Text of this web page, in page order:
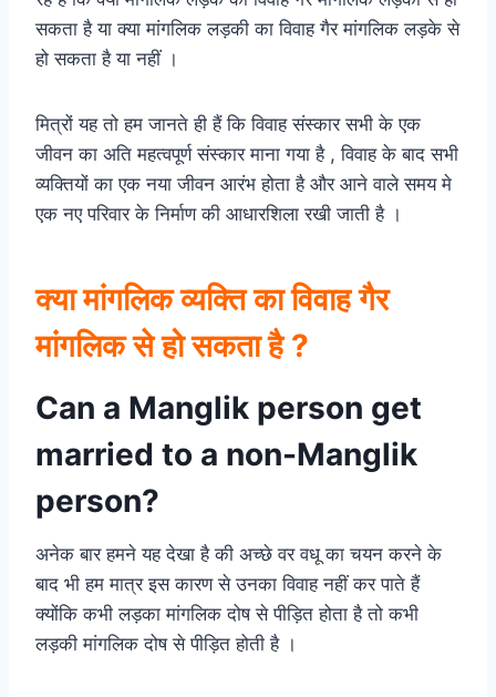
सकता है या क्या मांगलिक लड़की का विवाह गैर मांगलिक लड़के से
हो सकता है या नहीं ।
मित्रों यह तो हम जानते ही हैं कि विवाह संस्कार सभी के एक
जीवन का अति महत्वपूर्ण संस्कार माना गया है , विवाह के बाद सभी
व्यक्तियों का एक नया जीवन आरंभ होता है और आने वाले समय मे
एक नए परिवार के निर्माण की आधारशिला रखी जाती है ।
क्या मांगलिक व्यक्ति का विवाह गैर
मांगलिक से हो सकता है ?
Can a Manglik person get
married to a non-Manglik
person?
अनेक बार हमने यह देखा है की अच्छे वर वधू का चयन करने के
बाद भी हम मात्र इस कारण से उनका विवाह नहीं कर पाते हैं
क्योंकि कभी लड़का मांगलिक दोष से पीड़ित होता है तो कभी
लड़की मांगलिक दोष से पीड़ित होती है ।